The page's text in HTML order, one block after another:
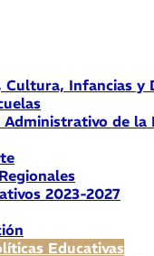
Infancias y
de la
2023-2027
Educativas